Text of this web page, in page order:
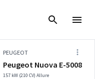
PEUGEOT
Peugeot Nuova E-5008
157 kW (210 CV) Allure